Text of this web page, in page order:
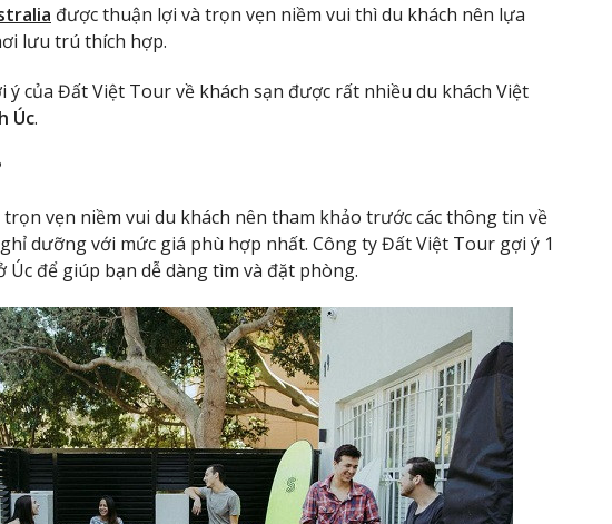
được thuận lợi và trọn vẹn niềm vui thì du khách nên lựa
lưu trú thích hợp.
ý của Đất Việt Tour về khách sạn được rất nhiều du khách Việt
Úc.
trọn vẹn niềm vui du khách nên tham khảo trước các thông tin về
dưỡng với mức giá phù hợp nhất. Công ty Đất Việt Tour gợi ý 1
Úc để giúp bạn dễ dàng tìm và đặt phòng.